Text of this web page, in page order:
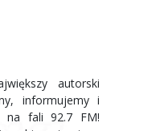
autorski
informujemy i
na fali 92.7 FM!